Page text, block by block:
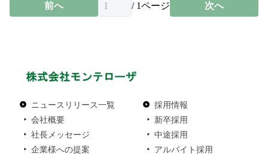
前へ / 1ページ 次へ
ニュースリリース一覧
会社概要
社長メッセージ
企業様への提案
採用情報
新卒採用
中途採用
アルバイト採用